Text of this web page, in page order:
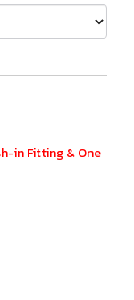
in Fitting & One